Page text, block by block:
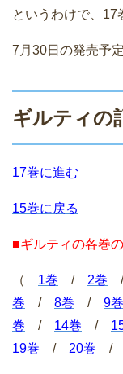
というわけで、17
7月30日の発売予
ギルティの
17巻に進む
15巻に戻る
■ギルティの各巻
（ 1巻 / 2巻
巻 / 8巻 / 9巻
巻 / 14巻 /
19巻 / 20巻 /